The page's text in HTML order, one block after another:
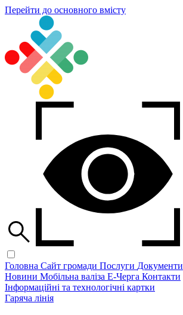
Перейти до основного вмісту
Головна Сайт громади Послуги Документи
Новини Мобільна валіза Е-Черга Контакти
Інформаційні та технологічні картки
Гаряча лінія